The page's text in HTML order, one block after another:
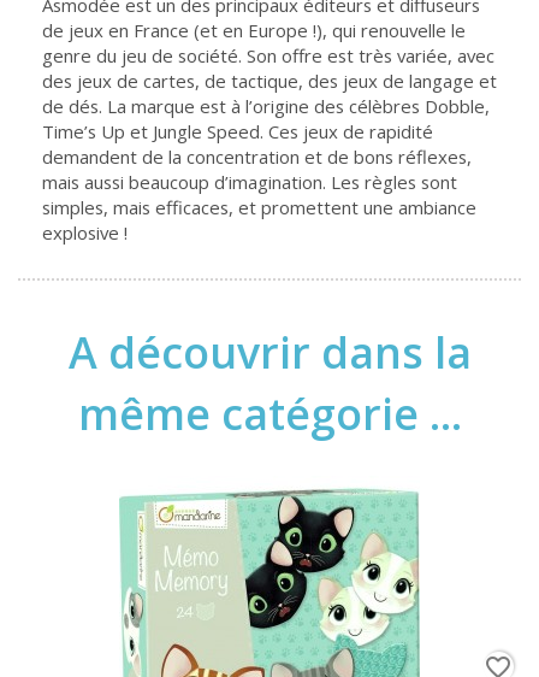
Asmodée est un des principaux éditeurs et diffuseurs
de jeux en France (et en Europe !), qui renouvelle le
genre du jeu de société. Son offre est très variée, avec
des jeux de cartes, de tactique, des jeux de langage et
de dés. La marque est à l’origine des célèbres Dobble,
Time’s Up et Jungle Speed. Ces jeux de rapidité
demandent de la concentration et de bons réflexes,
mais aussi beaucoup d’imagination. Les règles sont
simples, mais efficaces, et promettent une ambiance
explosive !
A découvrir dans la
même catégorie ...
favorite_border